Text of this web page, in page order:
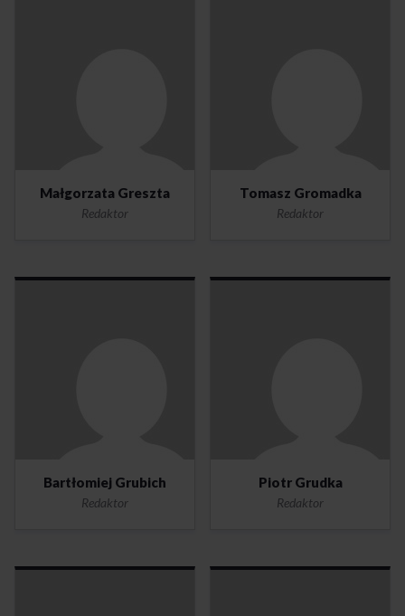
Małgorzata Greszta
Redaktor
Tomasz Gromadka
Redaktor
Bartłomiej Grubich
Redaktor
Piotr Grudka
Redaktor